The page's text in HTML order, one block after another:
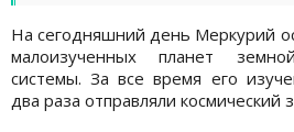
На сегодняшний день Меркурий
малоизученных планет
системы. За все время его
два раза отправляли космический